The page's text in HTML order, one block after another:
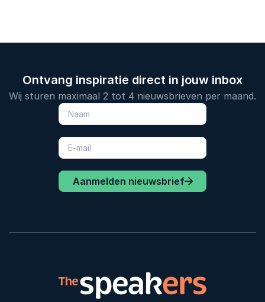
Ontvang inspiratie direct in jouw inbox
Wij sturen maximaal 2 tot 4 nieuwsbrieven per maand.
Aanmelden nieuwsbrief